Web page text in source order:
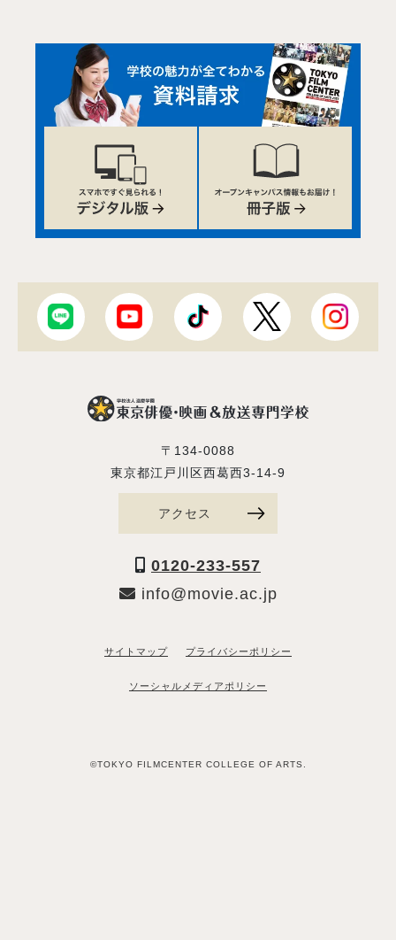
〒134-0088
東京都江戸川区西葛西3-14-9
アクセス
0120-233-557
info@movie.ac.jp
サイトマップ プライバシーポリシー
ソーシャルメディアポリシー
©TOKYO FILMCENTER COLLEGE OF ARTS.